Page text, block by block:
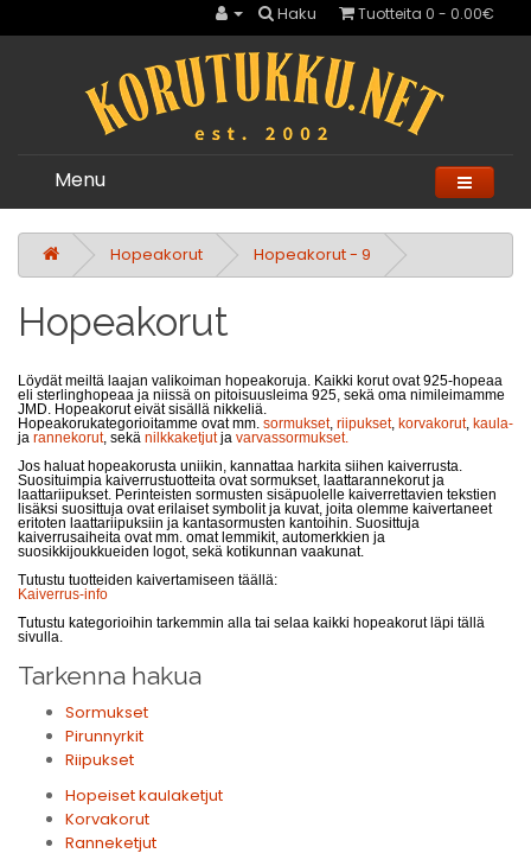
Haku Tuotteita 0 - 0.00€
Menu
Hopeakorut Hopeakorut - 9
Hopeakorut
Löydät meiltä laajan valikoiman hopeakoruja. Kaikki korut ovat 925-hopeaa
eli sterlinghopeaa ja niissä on pitoisuusleima 925, sekä oma nimileimamme
JMD. Hopeakorut eivät sisällä nikkeliä.
Hopeakorukategorioitamme ovat mm. sormukset, riipukset, korvakorut, kaula-
ja rannekorut, sekä nilkkaketjutja varvassormukset.
Jos haluat hopeakorusta uniikin, kannattaa harkita siihen kaiverrusta.
Suosituimpia kaiverrustuotteita ovat sormukset, laattarannekorut ja
laattariipukset. Perinteisten sormusten sisäpuolelle kaiverrettavien tekstien
lisäksi suosittuja ovat erilaiset symbolit ja kuvat, joita olemme kaivertaneet
eritoten laattariipuksiin ja kantasormusten kantoihin. Suosittuja
kaiverrusaiheita ovat mm. omat lemmikit, automerkkien ja
suosikkijoukkueiden logot, sekä kotikunnan vaakunat.
Tutustu tuotteiden kaivertamiseen täällä:
Kaiverrus-info
Tutustu kategorioihin tarkemmin alla tai selaa kaikki hopeakorut läpi tällä
sivulla.
Tarkenna hakua
Sormukset
Pirunnyrkit
Riipukset
Hopeiset kaulaketjut
Korvakorut
Ranneketjut